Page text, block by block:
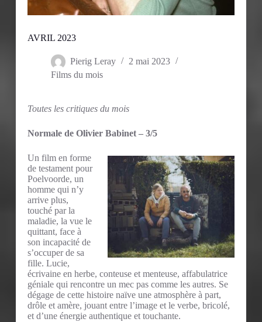
AVRIL 2023
Pierig Leray
2 mai 2023
Films du mois
Toutes les critiques du mois
Normale de Olivier Babinet – 3/5
Un film en forme
de testament pour
Poelvoorde, un
homme qui n’y
arrive plus,
touché par la
maladie, la vue le
quittant, face à
son incapacité de
s’occuper de sa
fille. Lucie,
écrivaine en herbe, conteuse et menteuse, affabulatrice
géniale qui rencontre un mec pas comme les autres. Se
dégage de cette histoire naïve une atmosphère à part,
drôle et amère, jouant entre l’image et le verbe, bricolé,
et d’une énergie authentique et touchante.